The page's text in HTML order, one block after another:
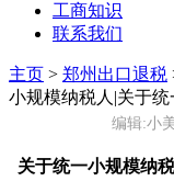
工商知识
联系我们
主页 > 郑州出口退税
小规模纳税人|关于
编辑:小
关于统一小规模纳